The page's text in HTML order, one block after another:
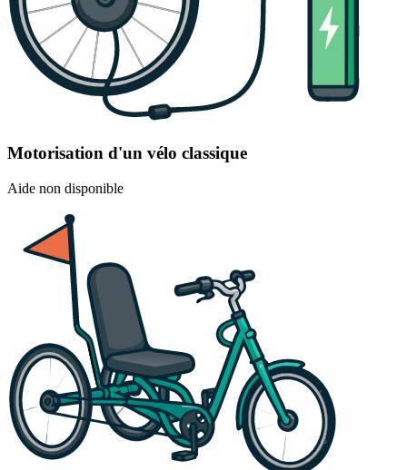
Motorisation d'un vélo classique
Aide non disponible